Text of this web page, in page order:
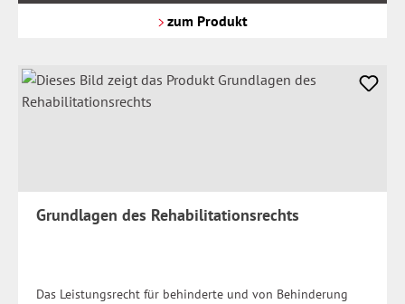
zum Produkt
Grundlagen des Rehabilitationsrechts
Das Leistungsrecht für behinderte und von Behinderung